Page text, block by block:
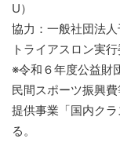
U）
協力：一般社団法
トライアスロン実
※令和６年度公益財
民間スポーツ振興
提供事業「国内ク
る。